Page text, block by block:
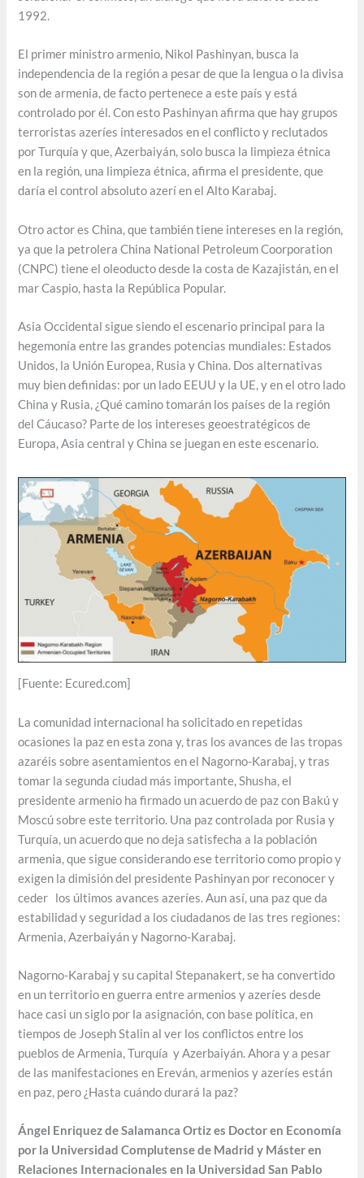
1992.
El primer ministro armenio, Nikol Pashinyan, busca la
independencia de la región a pesar de que la lengua o la divisa
son de armenia, de facto pertenece a este país y está
controlado por él. Con esto Pashinyan afirma que hay grupos
terroristas azeríes interesados en el conflicto y reclutados
por Turquía y que, Azerbaiyán, solo busca la limpieza étnica
en la región, una limpieza étnica, afirma el presidente, que
daría el control absoluto azerí en el Alto Karabaj.
Otro actor es China, que también tiene intereses en la región,
ya que la petrolera China National Petroleum Coorporation
(CNPC) tiene el oleoducto desde la costa de Kazajistán, en el
mar Caspio, hasta la República Popular.
Asia Occidental sigue siendo el escenario principal para la
hegemonía entre las grandes potencias mundiales: Estados
Unidos, la Unión Europea, Rusia y China. Dos alternativas
muy bien definidas: por un lado EEUU y la UE, y en el otro lado
China y Rusia, ¿Qué camino tomarán los países de la región
del Cáucaso? Parte de los intereses geoestratégicos de
Europa, Asia central y China se juegan en este escenario.
[Fuente: Ecured.com]
La comunidad internacional ha solicitado en repetidas
ocasiones la paz en esta zona y, tras los avances de las tropas
azaréis sobre asentamientos en el Nagorno-Karabaj, y tras
tomar la segunda ciudad más importante, Shusha, el
presidente armenio ha firmado un acuerdo de paz con Bakú y
Moscú sobre este territorio. Una paz controlada por Rusia y
Turquía, un acuerdo que no deja satisfecha a la población
armenia, que sigue considerando ese territorio como propio y
exigen la dimisión del presidente Pashinyan por reconocer y
ceder los últimos avances azeríes. Aun así, una paz que da
estabilidad y seguridad a los ciudadanos de las tres regiones:
Armenia, Azerbaiyán y Nagorno-Karabaj.
Nagorno-Karabaj y su capital Stepanakert, se ha convertido
en un territorio en guerra entre armenios y azeríes desde
hace casi un siglo por la asignación, con base política, en
tiempos de Joseph Stalin al ver los conflictos entre los
pueblos de Armenia, Turquía y Azerbaiyán. Ahora y a pesar
de las manifestaciones en Ereván, armenios y azeríes están
en paz, pero ¿Hasta cuándo durará la paz?
Ángel Enriquez de Salamanca Ortiz es Doctor en Economía
por la Universidad Complutense de Madrid y Máster en
Relaciones Internacionales en la Universidad San Pablo